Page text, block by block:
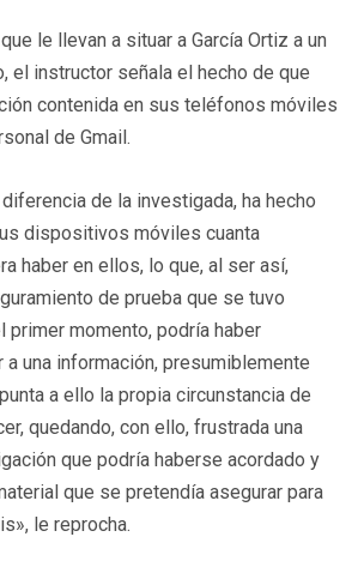
le llevan a situar a García Ortiz a un
el instructor señala el hecho de que
contenida en sus teléfonos móviles
de Gmail.
de la investigada, ha hecho
dispositivos móviles cuanta
haber en ellos, lo que, al ser así,
de prueba que se tuvo
momento, podría haber
una información, presumiblemente
a ello la propia circunstancia de
quedando, con ello, frustrada una
que podría haberse acordado y
que se pretendía asegurar para
le reprocha.